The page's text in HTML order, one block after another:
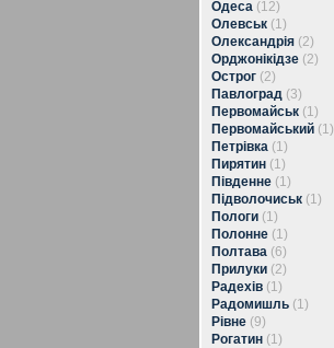
Одеса (12)
Олевськ (1)
Олександрія (2)
Орджонікідзе (2)
Острог (2)
Павлоград (3)
Первомайськ (1)
Первомайський (1)
Петрівка (1)
Пирятин (1)
Південне (1)
Підволочиськ (1)
Пологи (1)
Полонне (1)
Полтава (6)
Прилуки (2)
Радехів (1)
Радомишль (1)
Рівне (9)
Рогатин (1)